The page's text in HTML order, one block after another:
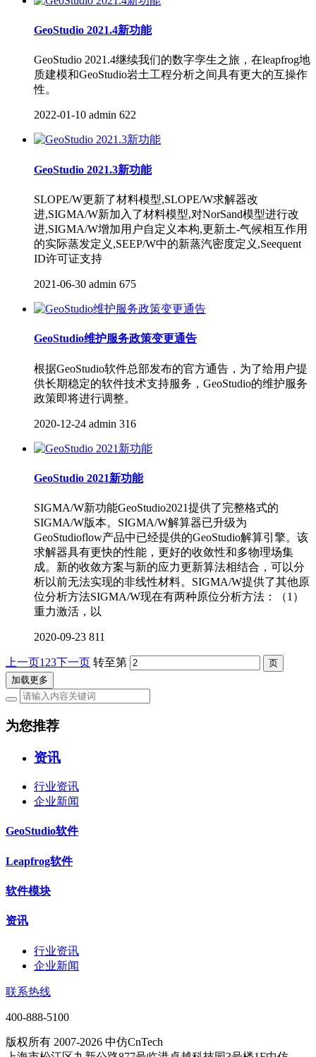
GeoStudio 2021.4新功能
GeoStudio 2021.4继续我们的数字孪生之旅，在leapfrog地
质建模和GeoStudio岩土工程分析之间具有更大的互操作
性。
2022-01-10 admin 622
GeoStudio 2021.3新功能
SLOPE/W更新了材料模型,SLOPE/W求解器改
进,SIGMA/W新加入了材料模型,对NorSand模型进行改
进,SIGMA/W增加用户自定义本构,更新土-气候相互作用
的实际蒸发定义,SEEP/W中的新蒸汽密度定义,Seequent
ID许可证支持
2021-06-30 admin 675
GeoStudio维护服务政策变更通告
根据GeoStudio软件总部发布的官方通告，为了给用户提
供长期稳定的软件技术支持服务，GeoStudio的维护服务
政策即将进行调整。
2020-12-24 admin 316
GeoStudio 2021新功能
SIGMA/W新功能GeoStudio2021提供了完整格式的
SIGMA/W版本。SIGMA/W解算器已升级为
GeoStudioflow产品中已经提供的GeoStudio解算引擎。该
求解器具有更快的性能，更好的收敛性和多物理场集
成。新的收敛方案与新的应力更新算法相结合，可以分
析以前无法实现的非线性材料。SIGMA/W提供了其他原
位分析方法SIGMA/W现在有两种原位分析方法：（1）
重力激活，以
2020-09-23 811
上一页1 23下一页 转至第
加载更多
为您推荐
资讯
行业资讯
企业新闻
GeoStudio软件
Leapfrog软件
软件模块
资讯
行业资讯
企业新闻
联系热线
400-888-5100
版权所有 2007-2026 中仿CnTech